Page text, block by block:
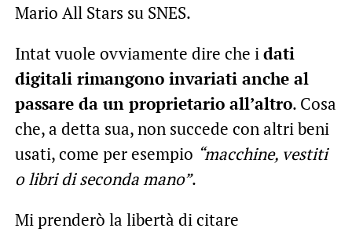
Mario All Stars su SNES.
Intat vuole ovviamente dire che idati
digitali rimangono invariati anche al
passare da un proprietario all’altro. Cosa
che, a detta sua, non succede con altri beni
usati, come per esempio “macchine, vestiti
o libri di seconda mano”.
Mi prenderò la libertà di citare